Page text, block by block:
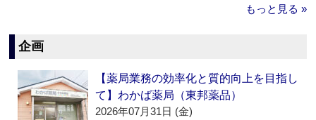
もっと見る »
企画
【薬局業務の効率化と質的向上を目指し
て】わかば薬局（東邦薬品）
2026年07月31日 (金)